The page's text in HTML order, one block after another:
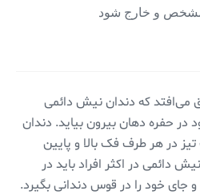
مشخص و خارج شود
می‌افتد که دندان نیش دائمی
در حفره دهان بیرون بیاید. دندان
در هر طرف فک بالا و پایین
دائمی در اکثر افراد باید در